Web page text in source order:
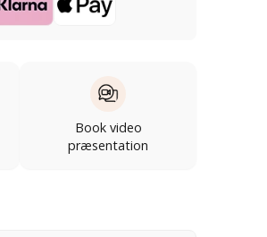
Book video
præsentation